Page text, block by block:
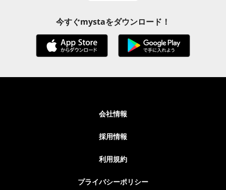
今すぐmystaをダウンロード！
会社情報
採用情報
利用規約
プライバシーポリシー